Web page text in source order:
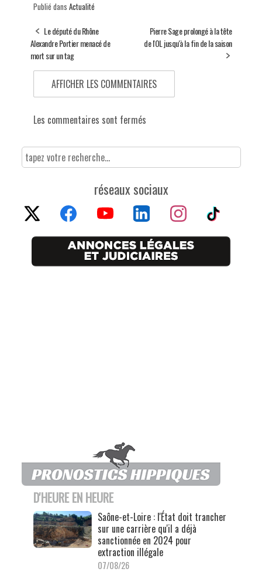
Publié dans Actualité
Le député du Rhône
Alexandre Portier menacé de
mort sur un tag
Pierre Sage prolongé à la tête
de l'OL jusqu'à la fin de la saison
AFFICHER LES COMMENTAIRES
Les commentaires sont fermés
réseaux sociaux
D'HEURE EN HEURE
Saône-et-Loire : l'État doit trancher
sur une carrière qu'il a déjà
sanctionnée en 2024 pour
extraction illégale
07/08/26